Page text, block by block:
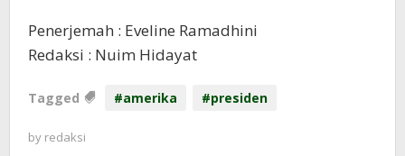
Penerjemah : Eveline Ramadhini
Redaksi : Nuim Hidayat
Tagged #amerika #presiden
by redaksi